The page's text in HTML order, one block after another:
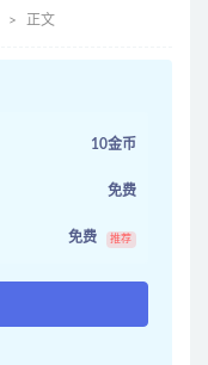
正文
10金币
免费
免费 推荐